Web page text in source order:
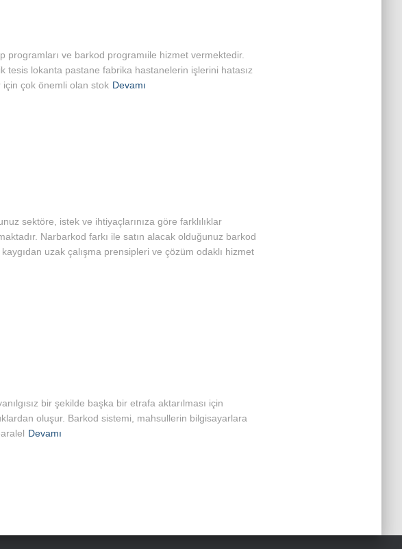
ve barkod programıile hizmet vermektedir.
lokanta pastane fabrika hastanelerin işlerini hatasız
çok önemli olan stok Devamı
sektöre, istek ve ihtiyaçlarınıza göre farklılıklar
Narbarkod farkı ile satın alacak olduğunuz barkod
uzak çalışma prensipleri ve çözüm odaklı hizmet
bir şekilde başka bir etrafa aktarılması için
oluşur. Barkod sistemi, mahsullerin bilgisayarlara
Devamı